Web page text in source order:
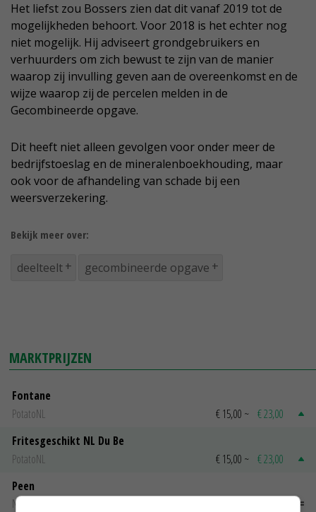
Het liefst zou Bossers zien dat dit vanaf 2019 tot de
mogelijkheden behoort. Voor 2018 is het echter nog
niet mogelijk. Hij adviseert grondgebruikers en
verhuurders om zich bewust te zijn van de manier
waarop zij invulling geven aan de overeenkomst en de
wijze waarop zij de percelen melden in de
Gecombineerde opgave.
Dit heeft niet alleen gevolgen voor onder meer de
bedrijfstoeslag en de mineralenboekhouding, maar
ook voor de afhandeling van schade bij een
weersverzekering.
Bekijk meer over:
deelteelt gecombineerde opgave
MARKTPRIJZEN
Fontane
PotatoNL
€ 15,00 ~ € 23,00
Fritesgeschikt NL Du Be
PotatoNL
€ 15,00 ~ € 23,00
Peen
Noteringen